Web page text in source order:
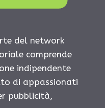
del network
comprende
indipendente
di appassionati
pubblicità,